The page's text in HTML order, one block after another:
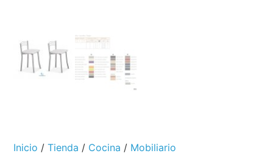
Inicio /Tienda / Cocina / Mobiliario